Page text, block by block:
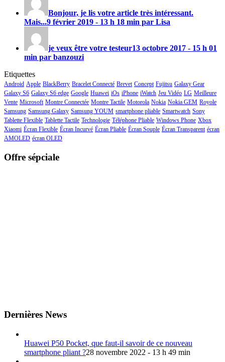
Bonjour, je lis votre article très intéressant.
Mais...9 février 2019 - 13 h 18 min par Lisa
je veux être votre testeur13 octobre 2017 - 15 h 01
min par banzouzi
Etiquettes
Android Apple BlackBerry Bracelet Connecté Brevet Concept Fujitsu Galaxy Gear
Galaxy S6 Galaxy S6 edge Google Huawei iOs iPhone iWatch Jeu Vidéo LG Meilleure
Vente Microsoft Montre Connectée Montre Tactile Motorola Nokia Nokia GEM Royole
Samsung Samsung Galaxy Samsung YOUM smartphone pliable Smartwatch Sony
Tablette Flexible Tablette Tactile Technologie Téléphone Pliable Windows Phone Xbox
Xiaomi Écran Flexible Écran Incurvé Écran Pliable Écran Souple Écran Transparent écran
AMOLED écran OLED
Offre sépciale
Dernières News
Huawei P50 Pocket, que faut-il savoir de ce nouveau
smartphone pliant ?28 novembre 2022 - 13 h 49 min